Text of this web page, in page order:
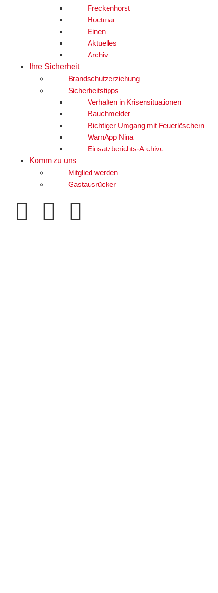
Freckenhorst
Hoetmar
Einen
Aktuelles
Archiv
Ihre Sicherheit
Brandschutzerziehung
Sicherheitstipps
Verhalten in Krisensituationen
Rauchmelder
Richtiger Umgang mit Feuerlöschern
WarnApp Nina
Einsatzberichts-Archive
Komm zu uns
Mitglied werden
Gastausrücker